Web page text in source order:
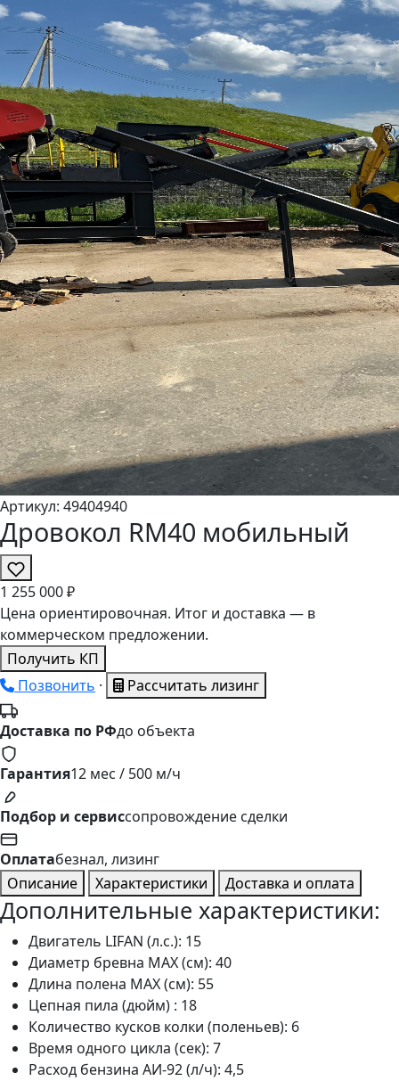
Артикул: 49404940
Дровокол RM40 мобильный
1 255000 ₽
Цена ориентировочная. Итог и доставка — в
коммерческом предложении.
Получить КП
Позвонить · Рассчитать лизинг
Доставка по РФдо объекта
Гарантия12 мес / 500 м/ч
Подбор и сервиссопровождение сделки
Оплатабезнал, лизинг
Описание
Характеристики Доставка и оплата
Дополнительные характеристики:
Двигатель LIFAN (л.с.): 15
Диаметр бревна МАХ (см): 40
Длина полена МАХ (см): 55
Цепная пила (дюйм) : 18
Количество кусков колки (поленьев): 6
Время одного цикла (сек): 7
Расход бензина АИ-92 (л/ч): 4,5